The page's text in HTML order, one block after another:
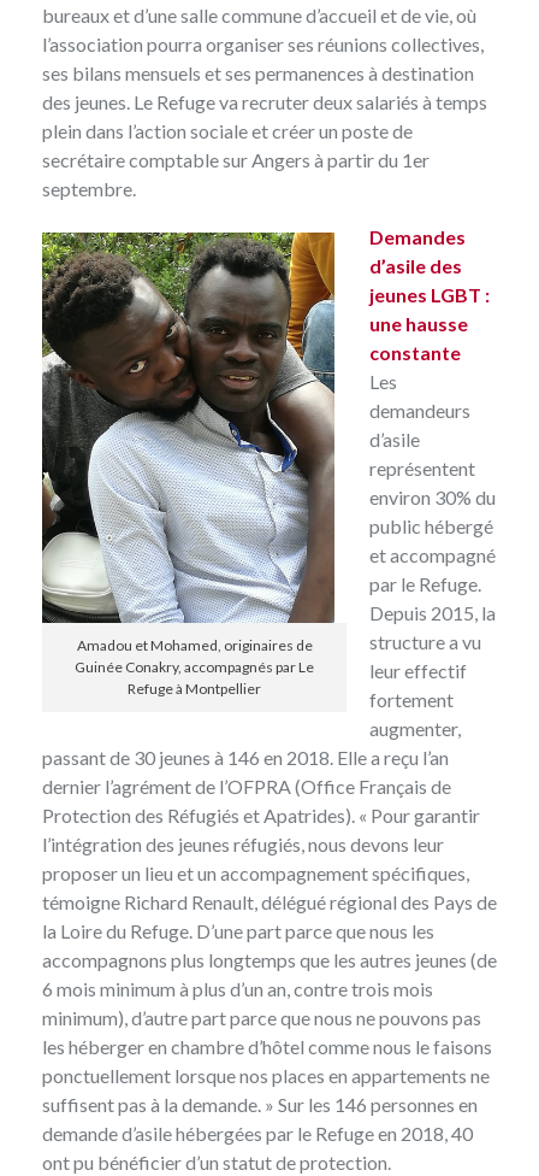
bureaux et d’une salle commune d’accueil et de vie, où
l’association pourra organiser ses réunions collectives,
ses bilans mensuels et ses permanences à destination
des jeunes. Le Refuge va recruter deux salariés à temps
plein dans l’action sociale et créer un poste de
secrétaire comptable sur Angers à partir du 1er
septembre.
Amadou et Mohamed, originaires de
Guinée Conakry, accompagnés par Le
Refuge à Montpellier
Demandes
d’asile des
jeunes LGBT :
une hausse
constante
Les
demandeurs
d’asile
représentent
environ 30% du
public hébergé
et accompagné
par le Refuge.
Depuis 2015, la
structure a vu
leur effectif
fortement
augmenter,
passant de 30 jeunes à 146 en 2018. Elle a reçu l’an
dernier l’agrément de l’OFPRA(Office Français de
Protection des Réfugiés et Apatrides). « Pour garantir
l’intégration des jeunes réfugiés, nous devons leur
proposer un lieu et un accompagnement spécifiques,
témoigne Richard Renault, délégué régional des Pays de
la Loire du Refuge. D’une part parce que nous les
accompagnons plus longtemps que les autres jeunes (de
6 mois minimum à plus d’un an, contre trois mois
minimum), d’autre part parce que nous ne pouvons pas
les héberger en chambre d’hôtel comme nous le faisons
ponctuellement lorsque nos places en appartements ne
suffisent pas à la demande. » Sur les 146 personnes en
demande d’asile hébergées par le Refuge en 2018, 40
ont pu bénéficier d’un statut de protection.